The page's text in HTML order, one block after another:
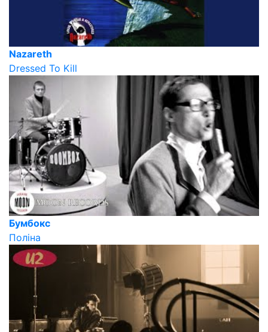
Nazareth
Dressed To Kill
Бумбокс
Поліна